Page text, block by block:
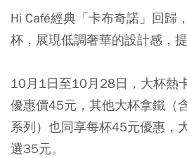
Hi Café經典「卡布奇諾」回歸
杯，展現低調奢華的設計感，
10月1日至10月28日，大杯熱
優惠價45元，其他大杯拿鐵（
系列）也同享每杯45元優惠，
選35元。